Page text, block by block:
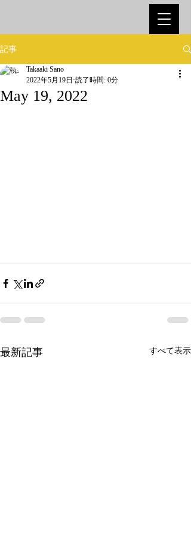
記事
May 19, 2022
Takaaki Sano
2022年5月19日 読了時間: 0分
最新記事 すべて表示